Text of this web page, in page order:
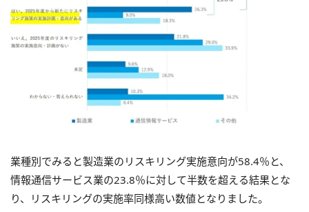
業種別でみると製造業のリスキリング実施意向が58.4％と、
情報通信サービス業の23.8％に対して半数を超える結果とな
り、リスキリングの実施率同様高い数値となりました。